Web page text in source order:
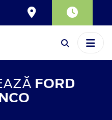
FORD